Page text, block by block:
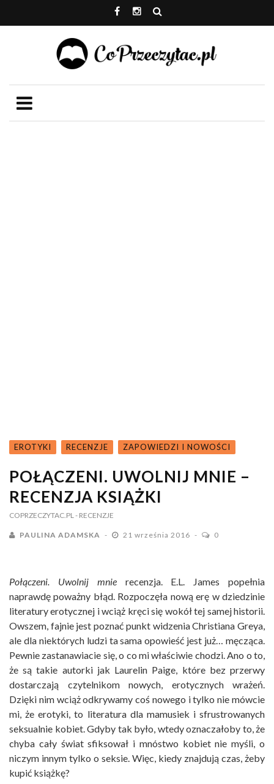
EROTYKI RECENZJE ZAPOWIEDZI I NOWOŚCI
POŁĄCZENI. UWOLNIJ MNIE –
RECENZJA KSIĄŻKI
COPRZECZYTAC.PL - RECENZJE
PAULINA ADAMSKA 21 września 2016 0
Połączeni. Uwolnij mnierecenzja. E.L. James popełnia
naprawdę poważny błąd. Rozpoczęła nową erę w dziedzinie
literatury erotycznej i wciąż kręci się wokół tej samej historii.
Owszem, fajnie jest poznać punkt widzenia Christiana Greya,
ale dla niektórych ludzi ta sama opowieść jest już… męcząca.
Pewnie zastanawiacie się, o co mi właściwie chodzi. Ano o to,
że są takie autorki jak Laurelin Paige, które bez przerwy
dostarczają czytelnikom nowych, erotycznych wrażeń.
Dzięki nim wciąż odkrywamy coś nowego i tylko nie mówcie
mi, że erotyki, to literatura dla mamusiek i sfrustrowanych
seksualnie kobiet. Gdyby tak było, wtedy oznaczałoby to, że
chyba cały świat sfiksował i mnóstwo kobiet nie myśli, o
niczym innym tylko o seksie. Więc, kiedy znajdują czas, żeby
kupić książkę?